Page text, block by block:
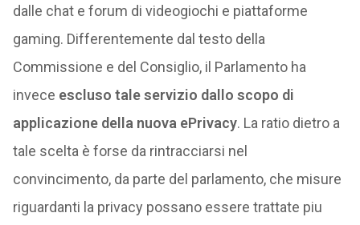
dalle chat e forum di videogiochi e piattaforme
gaming. Differentemente dal testo della
Commissione e del Consiglio, il Parlamento ha
invece escluso tale servizio dallo scopo di
applicazione della nuova ePrivacy. La ratio dietro a
tale scelta è forse da rintracciarsi nel
convincimento, da parte del parlamento, che misure
riguardanti la privacy possano essere trattate piu